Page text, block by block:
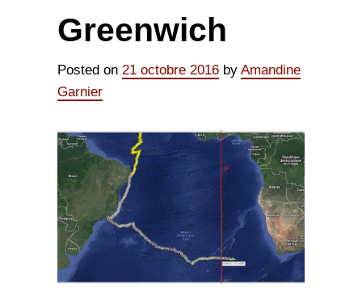
Greenwich
Posted on 21 octobre 2016 by Amandine
Garnier